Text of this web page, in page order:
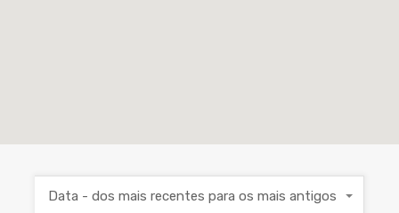
Data - dos mais recentes para os mais antigos